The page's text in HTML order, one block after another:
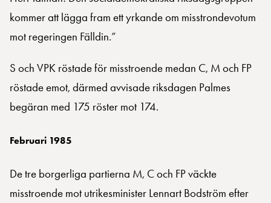
kommer att lägga fram ett yrkande om misstrondevotum
mot regeringen Fälldin.”
S och VPK röstade för misstroende medan C, M och FP
röstade emot, därmed avvisade riksdagen Palmes
begäran med 175 röster mot 174.
Februari 1985
De tre borgerliga partierna M, C och FP väckte
misstroende mot utrikesminister Lennart Bodström efter